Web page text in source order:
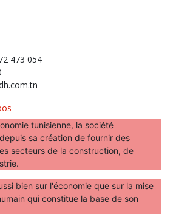
473 054
tunisienne, la société
sa création de fournir des
secteurs de la construction, de
bien sur l'économie que sur la mise
qui constitue la base de son